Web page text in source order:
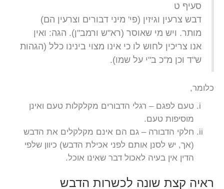
סעיף ט
דבש צרעין וגיזין (פי' מיני דבורים וצרעין הם)
מותר. ויש מי שאוסר (רא"ש ורמב"ן). הגה: ואין
אנו צריכין לחוש לו כי אינו מצוי בינינו כלל (הגהות
ש"ד וכן מ"כ ב"י על שמו).
כלומר,
טעם לפגם – רגלי הדבורים מקלקלות טעם ואינן
מוסיפות טעם.
חלקי הדבורה – גם הם אינם מקלקלים את הדבש
(אך, יש לסנן אותם לפני אכילת הדבש) כיוון שלפי
הדין אין בעיה לאכול דבר שאינו אוכל.
ראיה קצת שונה לכשרות הדבש